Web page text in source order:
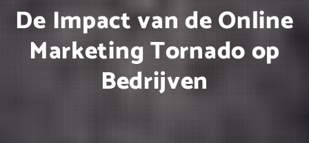
De Impact van de Online
Marketing Tornado op
Bedrijven